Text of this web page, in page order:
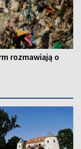
rozmawiają o